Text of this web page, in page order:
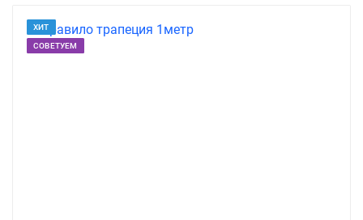
ХИТ
СОВЕТУЕМ